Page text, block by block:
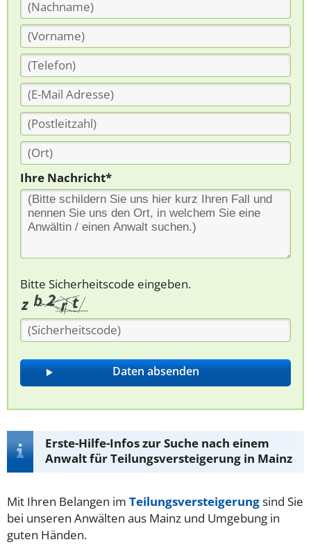
Ihre Nachricht*
Bitte Sicherheitscode eingeben.
Erste-Hilfe-Infos zur Suche nach einem
Anwalt für Teilungsversteigerung in Mainz
Mit Ihren Belangen im Teilungsversteigerungsind Sie
bei unseren Anwälten aus Mainz und Umgebung in
guten Händen.